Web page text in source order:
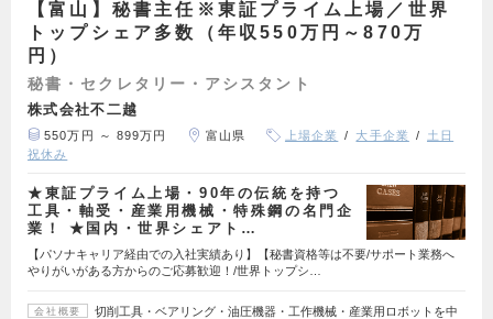
【富山】秘書主任※東証プライム上場／世界
トップシェア多数（年収550万円～870万
円）
秘書・セクレタリー・アシスタント
株式会社不二越
550万円 ～ 899万円 富山県 上場企業 大手企業
土日
祝休み
★東証プライム上場・90年の伝統を持つ
工具・軸受・産業用機械・特殊鋼の名門企
業！ ★国内・世界シェアト…
【パソナキャリア経由での入社実績あり】【秘書資格等は不要/サポート業務へ
やりがいがある方からのご応募歓迎！/世界トップシ…
会社概要
切削工具・ベアリング・油圧機器・工作機械・産業用ロボットを中